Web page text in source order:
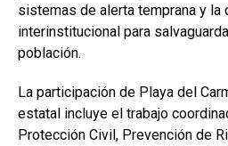
sistemas de alerta temprana y la
interinstitucional para
población.
La participación de Playa del
estatal incluye el trabajo
Protección Civil, Prevención de